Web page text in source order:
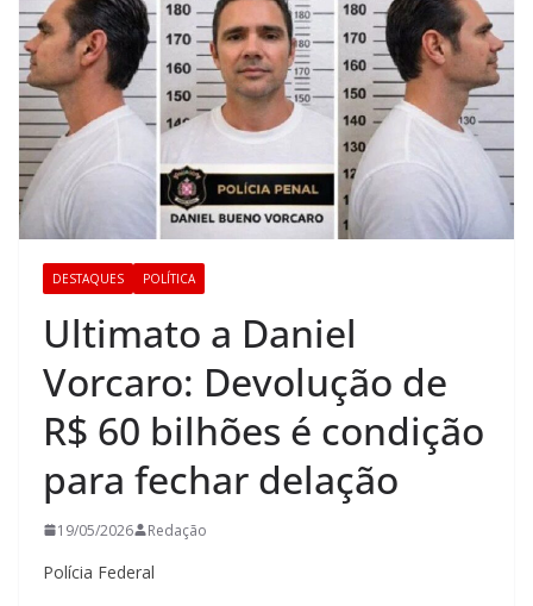
DESTAQUES POLÍTICA
Ultimato a Daniel
Vorcaro: Devolução de
R$ 60 bilhões é condição
para fechar delação
19/05/2026 Redação
Polícia Federal